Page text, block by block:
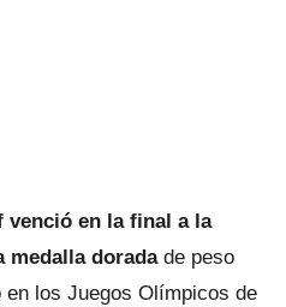
venció en la final a la
medalla doradade peso
en los Juegos Olímpicos de